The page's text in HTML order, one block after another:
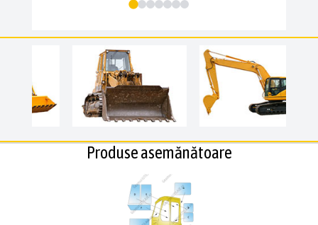
Produse asemănătoare